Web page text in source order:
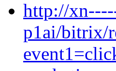
http://
p1ai/bitrix/